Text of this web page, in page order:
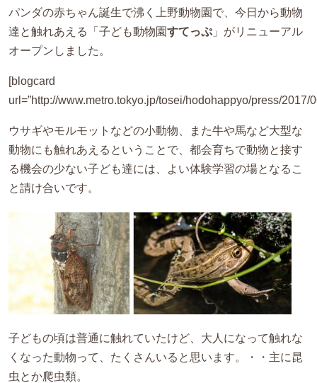
パンダの赤ちゃん誕生で沸く上野動物園で、今日から動物
達と触れあえる「子ども動物園すてっぷ」がリニューアル
オープンしました。
[blogcard
url=”http://www.metro.tokyo.jp/tosei/hodohappyo/press/2017/
ウサギやモルモットなどの小動物、また牛や馬など大型な
動物にも触れあえるということで、都会育ちで動物と接す
る機会の少ない子ども達には、よい体験学習の場となるこ
と請け合いです。
子どもの頃は普通に触れていたけど、大人になって触れな
くなった動物って、たくさんいると思います。・・主に昆
虫とか爬虫類。